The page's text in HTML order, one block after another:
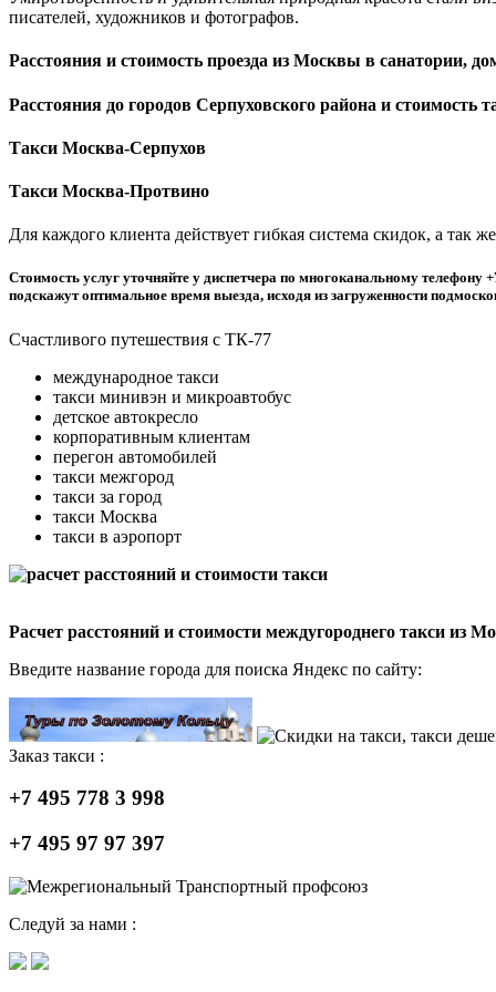
писателей, художников и фотографов.
Расстояния и стоимость проезда из Москвы в санатории,
Расстояния до городов Серпуховского района и стоимость
Такси Москва-Серпухов
Такси Москва-Протвино
Для каждого клиента действует гибкая система скидок, а так
Стоимость услуг уточняйте у диспетчера по многоканальному
подскажут оптимальное время выезда, исходя из загруженности
Счастливого путешествия с ТК-77
международное такси
такси минивэн и микроавтобус
детское автокресло
корпоративным клиентам
перегон автомобилей
такси межгород
такси за город
такси Москва
такси в аэропорт
Расчет расстояний и стоимости междугороднего такси из
Введите название города для поиска Яндекс по сайту:
Заказ такси :
+7 495 778 3 998
+7 495 97 97 397
Следуй за нами :